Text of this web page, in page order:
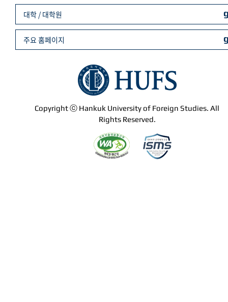
Copyright ⓒ Hankuk University of Foreign Studies. All
Rights Reserved.
대학 / 대학원
주요 홈페이지